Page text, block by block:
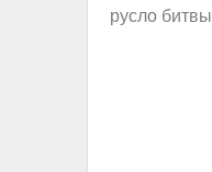
русло